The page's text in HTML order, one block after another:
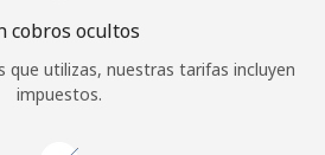
oREGÍSTRATE →
cobros ocultos
que utilizas, nuestras tarifas incluyen
impuestos.